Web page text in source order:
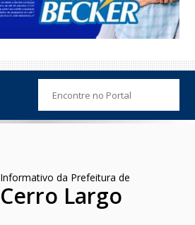
Informativo da Prefeitura de
Cerro Largo